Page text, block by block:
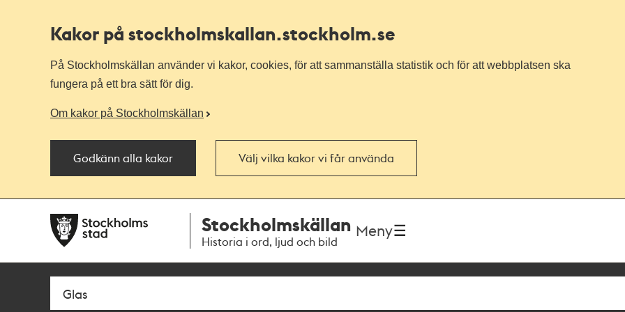
Kakor på stockholmskallan.stockholm.se
På Stockholmskällan använder vi kakor, cookies, för att sammanställa statistik och för att webbplatsen ska
fungera på ett bra sätt för dig.
Om kakor på Stockholmskällan
Godkänn alla kakor Välj vilka kakor vi får använda
navigationen
huvudinnehållet
Stockholmskällan
Historia i ord, ljud och bild
Meny
Sök